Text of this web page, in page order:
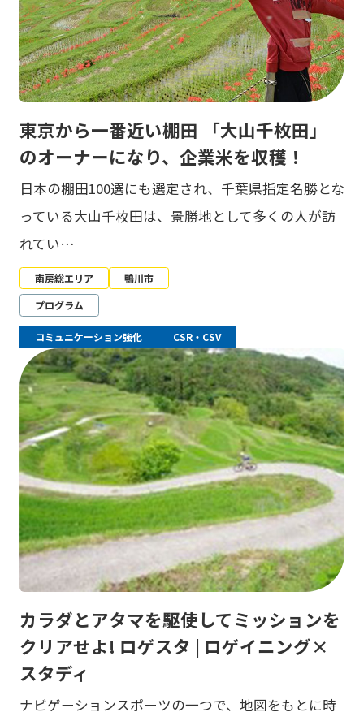
東京から一番近い棚田 「大山千枚田」
のオーナーになり、企業米を収穫！
日本の棚田100選にも選定され、千葉県指定名勝とな
っている大山千枚田は、景勝地として多くの人が訪
れてい…
南房総エリア
鴨川市
プログラム
コミュニケーション強化 CSR・CSV
カラダとアタマを駆使してミッションを
クリアせよ! ロゲスタ | ロゲイニング×
スタディ
ナビゲーションスポーツの一つで、地図をもとに時